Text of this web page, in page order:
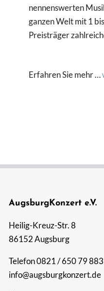
nennenswerten
ganzen Welt mit 1
Preisträger
Erfahren Sie mehr …
AugsburgKonzert e.V.
Heilig-Kreuz-Str. 8
86152 Augsburg
Telefon 0821 / 650 79 883
info@augsburgkonzert.de